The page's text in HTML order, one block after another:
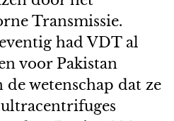
Transmissie.
had VDT al
voor Pakistan
wetenschap dat ze